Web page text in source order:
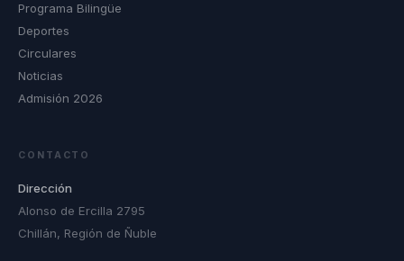
Programa Bilingüe
Deportes
Circulares
Noticias
Admisión 2026
CONTACTO
Dirección
Alonso de Ercilla 2795
Chillán, Región de Ñuble